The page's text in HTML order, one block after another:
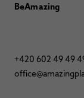
BeAmazing
+420 602 49 49